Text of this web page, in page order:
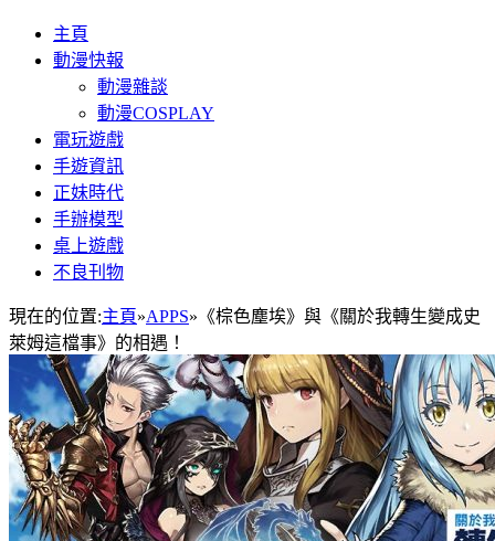
主頁
動漫快報
動漫雜談
動漫COSPLAY
電玩遊戲
手遊資訊
正妹時代
手辦模型
桌上遊戲
不良刊物
現在的位置:主頁»APPS» 《棕色塵埃》與《關於我轉生變成史
萊姆這檔事》的相遇！